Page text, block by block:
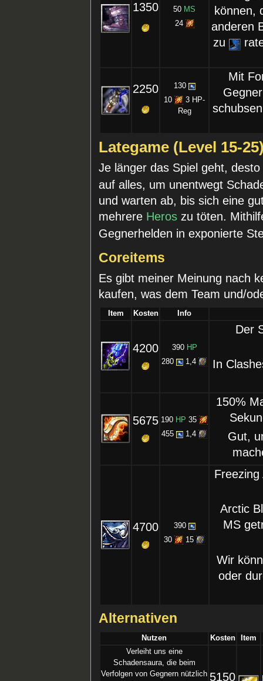
1350 50 MS
24
können,
anderen
zu
2250
130
10
3 HP-
Reg
Mit
Lategame (Level 15-
Je länger das Spiel geht,
auf alles, um unentwegt
und warten ab, bis sich eine
mehrere Heros zu töten.
Gegnerhelden in exponierte
Coreitems
Es gibt meiner Meinung nach
kaufen, was dem Team und/
Item Kosten Info
4200 390 HP
280
1,4
Der
In
5675 190 HP 35
455
1,4
150%
Gut,
4700
390
30
15
Arctic
MS
Wir
oder
Alternativen
Nutzen Kosten
Item
Verleiht uns eine
Schadensaura, die beim
Verfolgen von Gegnern nützlich 5150